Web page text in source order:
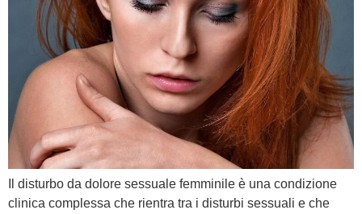
Il disturbo da dolore sessuale femminile è una condizione
clinica complessa che rientra tra i disturbi sessuali e che